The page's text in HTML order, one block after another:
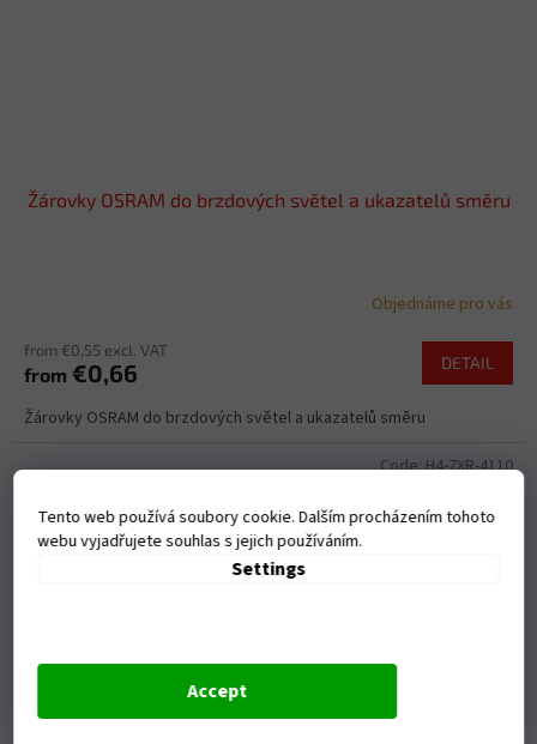
Tento web používá soubory cookie. Dalším procházením tohoto
webu vyjadřujete souhlas s jejich používáním.
Settings
Accept
Žárovky OSRAM do brzdových světel a ukazatelů směru
Objednáme pro vás
from €0,55 excl. VAT
from €0,66 DETAIL
Žárovky OSRAM do brzdových světel a ukazatelů směru
Code:H4-7XR-4110